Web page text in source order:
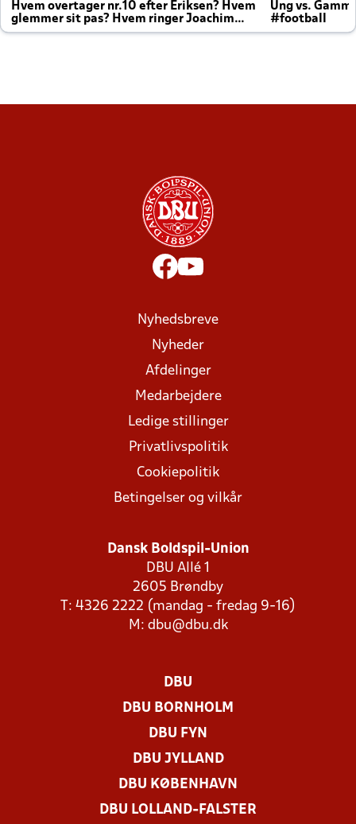
Hvem overtager nr.10 efter Eriksen? Hvem
glemmer sit pas? Hvem ringer Joachim
altid til efter kampe?
Ung vs.
#football
Nyhedsbreve
Nyheder
Afdelinger
Medarbejdere
Ledige stillinger
Privatlivspolitik
Cookiepolitik
Betingelser og vilkår
Dansk Boldspil-Union
DBU Allé 1
2605 Brøndby
T: 4326 2222 (mandag - fredag 9-16)
M: dbu@dbu.dk
DBU
DBU BORNHOLM
DBU FYN
DBU JYLLAND
DBU KØBENHAVN
DBU LOLLAND-FALSTER